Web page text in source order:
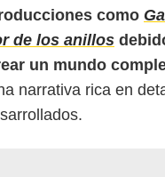
como
de los anillos
un mundo
narrativa rica en